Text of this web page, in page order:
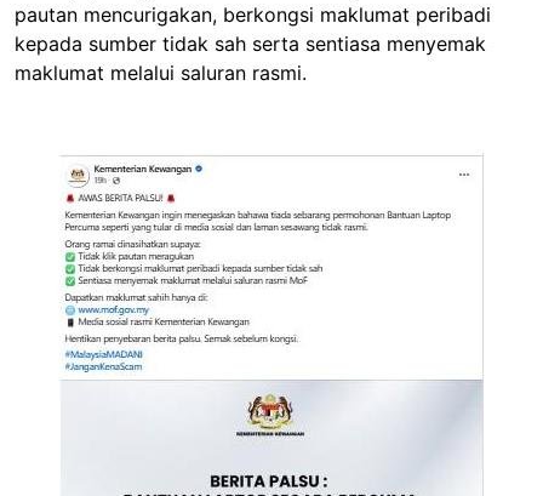
pautan mencurigakan, berkongsi maklumat peribadi
kepada sumber tidak sah serta sentiasa menyemak
maklumat melalui saluran rasmi.
Image